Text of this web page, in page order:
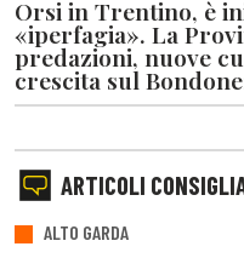
Orsi in Trentino, è
«iperfagia». La
predazioni, nuove
crescita sul
ARTICOLI
ALTO GARDA